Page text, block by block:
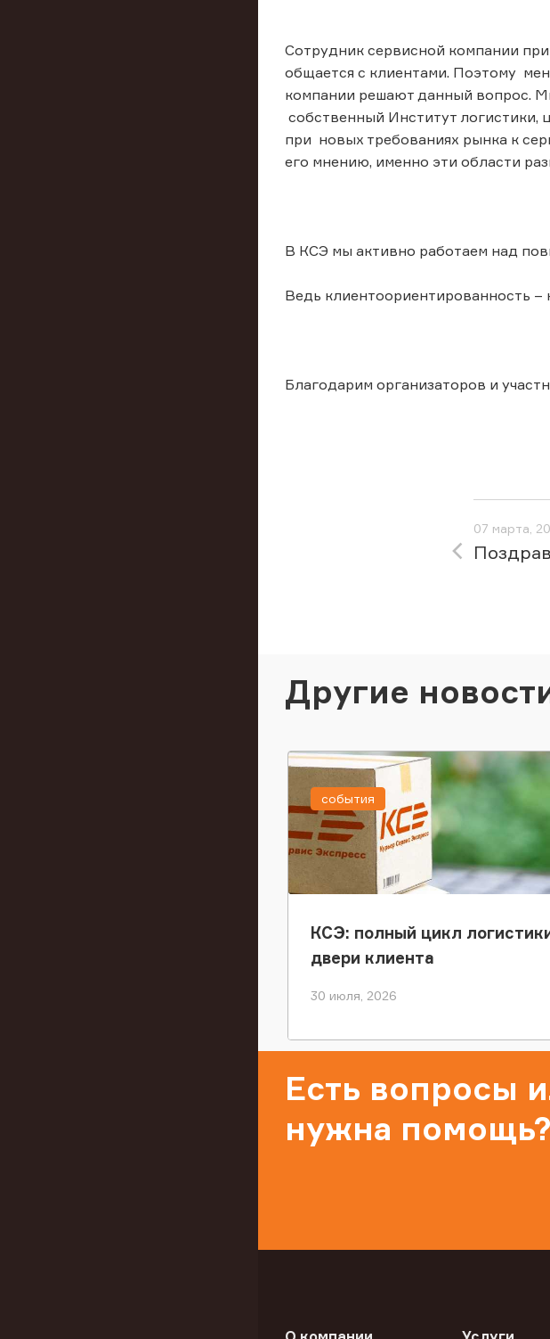
Сотрудник сервисной компании
общается с клиентами. Поэтому
компании решают данный вопрос.
собственный Институт логистики,
при новых требованиях рынка к
его мнению, именно эти области
В КСЭ мы активно работаем над
Ведь клиентоориентированность –
Благодарим организаторов и
07 марта,
Другие
КСЭ: полный цикл
двери клиента
30 июля, 2026
события
Есть вопросы
нужна помощь?